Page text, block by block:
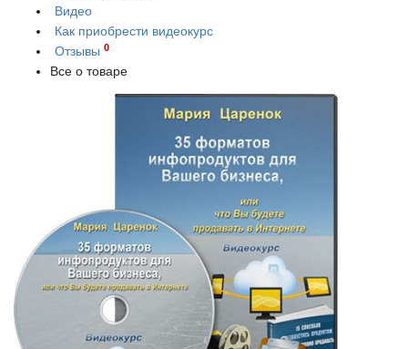
Видео
Как приобрести видеокурс
Отзывы 0
Все о товаре